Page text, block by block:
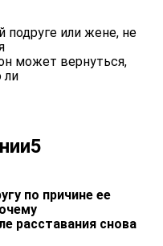
или жене, не
может вернуться,
ли
по причине ее
расставания снова